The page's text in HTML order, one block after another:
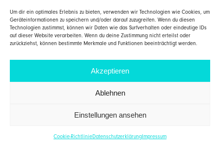
Um dir ein optimales Erlebnis zu bieten, verwenden wir Technologien wie Cookies, um
Geräteinformationen zu speichern und/oder darauf zuzugreifen. Wenn du diesen
Technologien zustimmst, können wir Daten wie das Surfverhalten oder eindeutige IDs
auf dieser Website verarbeiten. Wenn du deine Zustimmung nicht erteilst oder
zurückziehst, können bestimmte Merkmale und Funktionen beeinträchtigt werden.
Akzeptieren
Ablehnen
Einstellungen ansehen
Cookie-RichtlinieDatenschutzerklärungImpressum
AGONA INVEST GmbH
Würzburger Straße 17
63739 Aschaffenburg
F 06021 / 437608 9
info@agona-invest.de